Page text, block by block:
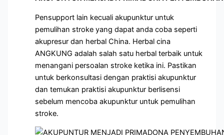
Pensupport lain kecuali akupunktur untuk
pemulihan stroke yang dapat anda coba seperti
akupresur dan herbal China. Herbal cina
ANGKUNG adalah salah satu herbal terbaik untuk
menangani persoalan stroke ketika ini. Pastikan
untuk berkonsultasi dengan praktisi akupunktur
dan temukan praktisi akupunktur berlisensi
sebelum mencoba akupunktur untuk pemulihan
stroke.